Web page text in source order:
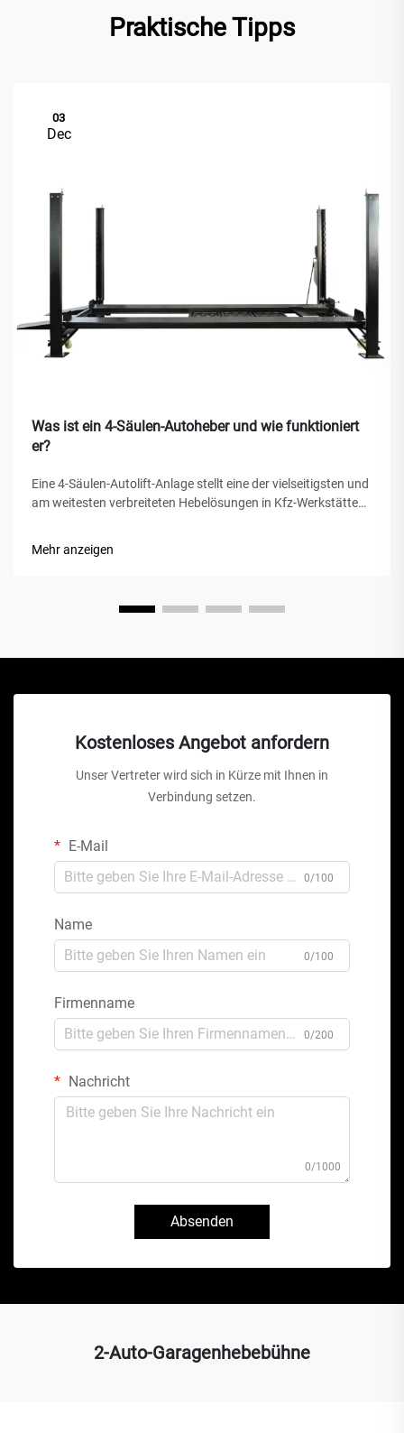
Praktische Tipps
03
Dec
Was ist ein 4-Säulen-Autoheber und wie funktioniert
er?
Eine 4-Säulen-Autolift-Anlage stellt eine der vielseitigsten und
am weitesten verbreiteten Hebelösungen in Kfz-Werkstätten,
Wagenhebern oder Scherenhebern bietet diese mechanische
Mehr anzeigen
Kostenloses Angebot anfordern
Unser Vertreter wird sich in Kürze mit Ihnen in
Verbindung setzen.
E-Mail
0/100
Name
0/100
Firmenname
0/200
Nachricht
0/1000
Absenden
2-Auto-Garagenhebebühne